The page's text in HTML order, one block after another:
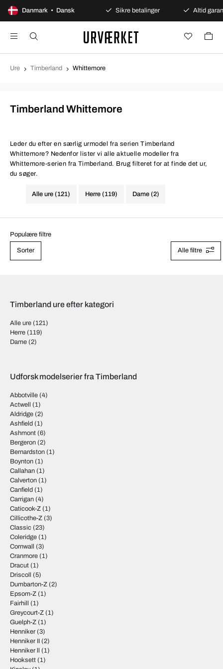
Danmark • Dansk
100 dages åbent køb Sikre betalinger Altid
Ure Timberland Whittemore
Timberland Whittemore
Leder du efter en særlig urmodel fra serien Timberland
Whittemore? Nedenfor lister vi alle aktuelle modeller fra
Whittemore-serien fra Timberland. Brug filteret for at finde det ur,
du søger.
Alle ure (121) Herre (119) Dame (2)
Populære filtre
Sorter Alle filtre
Timberland ure efter kategori
Alle ure (121)
Herre (119)
Dame (2)
Udforsk modelserier fra Timberland
Abbotville (4)
Actwell
(1)
Aldridge (2)
Ashfield (1)
Ashmont (6)
Bergeron (2)
Bernardston (1)
Boynton (1)
Callahan (1)
Calverton (1)
Canfield (1)
Carrigan (4)
Caticook-Z (1)
Cillicothe-Z (3)
Classic (23)
Coleridge (1)
Cornwall
(3)
Cranmore (1)
Dracut (1)
Driscoll
(5)
Dumbarton-Z (2)
Epsom-Z (1)
Fairhill
(1)
Greycourt-Z (1)
Guelph-Z (1)
Henniker (3)
Henniker II (2)
Henniker ll
(1)
Hooksett (1)